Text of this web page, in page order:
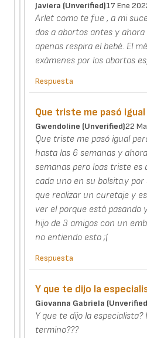
Javiera (unverified)17 Ene
Arlet como te fue , a mi
dos a abortos antes y
apenas respira el bebé. El
exámenes por los abortos
Respuesta
Que triste me pasó igual
Gwendoline (unverified)22
Que triste me pasó igual
hasta las 6 semanas y
semanas pero loas triste es
cada uno en su bolsita.y
que realizar un curetaje y
ver el porque está pasando
hijo de 3 amigos con un
no entiendo esto ;(
Respuesta
Y que te dijo la
Giovanna Gabriela
Y que te dijo la
termino???